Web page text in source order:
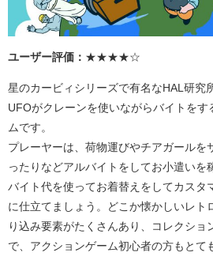
ユーザー評価： ★★★★☆
星のカービィシリーズで有名な HAL 研究
UFOがクレーンを使いながらバイトをす
ムです。
プレーヤーは、荷物運びやチアガールを
ったりなどアルバイトをしてお小遣いを
バイト代を使ってお着替えをしてカスタ
に仕立てましょう。どこか懐かしいレト
り込み要素がたくさんあり、コレクショ
で、アクションゲーム初心者の方もとて